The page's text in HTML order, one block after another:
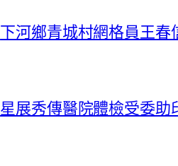
下河鄉青城村網格員王
星展秀傳醫院體檢受委